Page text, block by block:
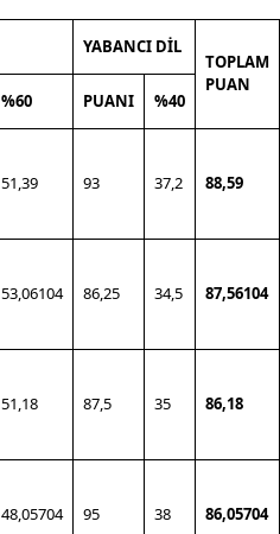
YABANCI DİL
TOPLAM
PUAN
%60 PUANI %40
51,39 93 37,2 88,59
53,06104 86,25 34,5 87,56104
51,18 87,5 35 86,18
48,05704 95 38 86,05704